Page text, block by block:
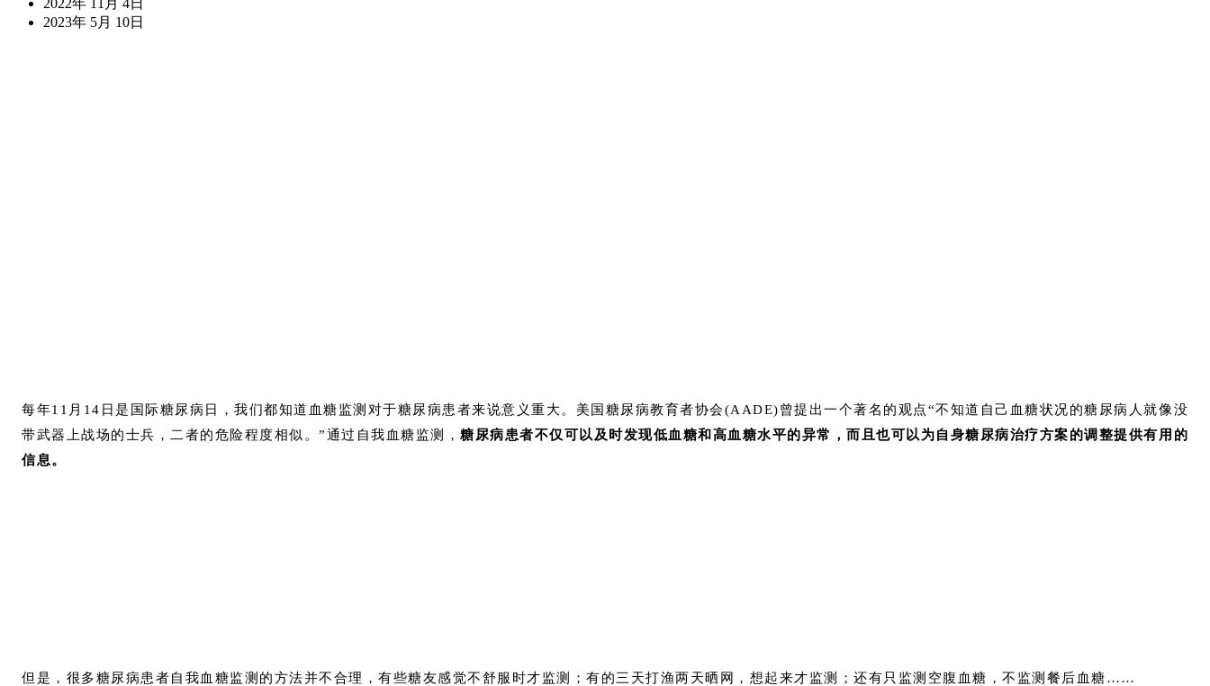
2023年 5月 10日
每年11月14日是国际糖尿病日，我们都知道血糖监测对于糖尿病患者来说意义重大。美国糖尿病教育者协会(AADE)曾提出一个著名的观点“不知道自己血糖状况的糖尿病人就像没
带武器上战场的士兵，二者的危险程度相似。”通过自我血糖监测，糖尿病患者不仅可以及时发现低血糖和高血糖水平的异常，而且也可以为自身糖尿病治疗方案的调整提供有用的
信息。
但是，很多糖尿病患者自我血糖监测的方法并不合理，有些糖友感觉不舒服时才监测；有的三天打渔两天晒网，想起来才监测；还有只监测空腹血糖，不监测餐后血糖……